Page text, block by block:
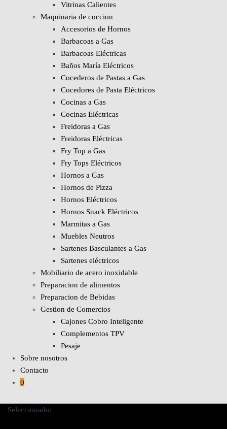
Vitrinas Calientes
Maquinaria de coccion
Accesorios de Hornos
Barbacoas a Gas
Barbacoas Eléctricas
Baños María Eléctricos
Cocederos de Pastas a Gas
Cocedores de Pasta Eléctricos
Cocinas a Gas
Cocinas Eléctricas
Freidoras a Gas
Freidoras Eléctricas
Fry Top a Gas
Fry Tops Eléctricos
Hornos a Gas
Hornos de Pizza
Hornos Eléctricos
Hornos Snack Eléctricos
Marmitas a Gas
Muebles Neutros
Sartenes Basculantes a Gas
Sartenes eléctricos
Mobiliario de acero inoxidable
Preparacion de alimentos
Preparacion de Bebidas
Gestion de Comercios
Cajones Cobro Inteligente
Complementos TPV
Pesaje
Sobre nosotros
Contacto
0
Seleccionado: